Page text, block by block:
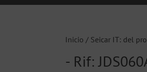
Inicio / Seicar IT: del
- Rif: